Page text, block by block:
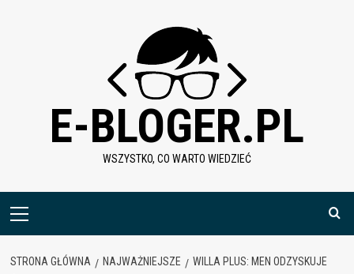
E-BLOGER.PL
WSZYSTKO, CO WARTO WIEDZIEĆ
Menu
STRONA GŁÓWNA NAJWAŻNIEJSZE
WILLA PLUS: MEN ODZYSKUJE